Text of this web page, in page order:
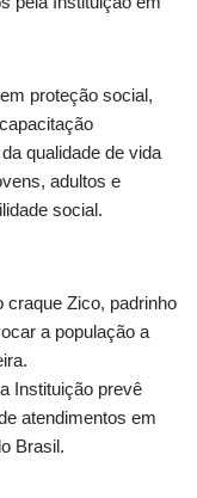
proteção social,
qualidade de vida
adultos e
social.
craque Zico, padrinho
a população a
Instituição prevê
atendimentos em
Brasil.